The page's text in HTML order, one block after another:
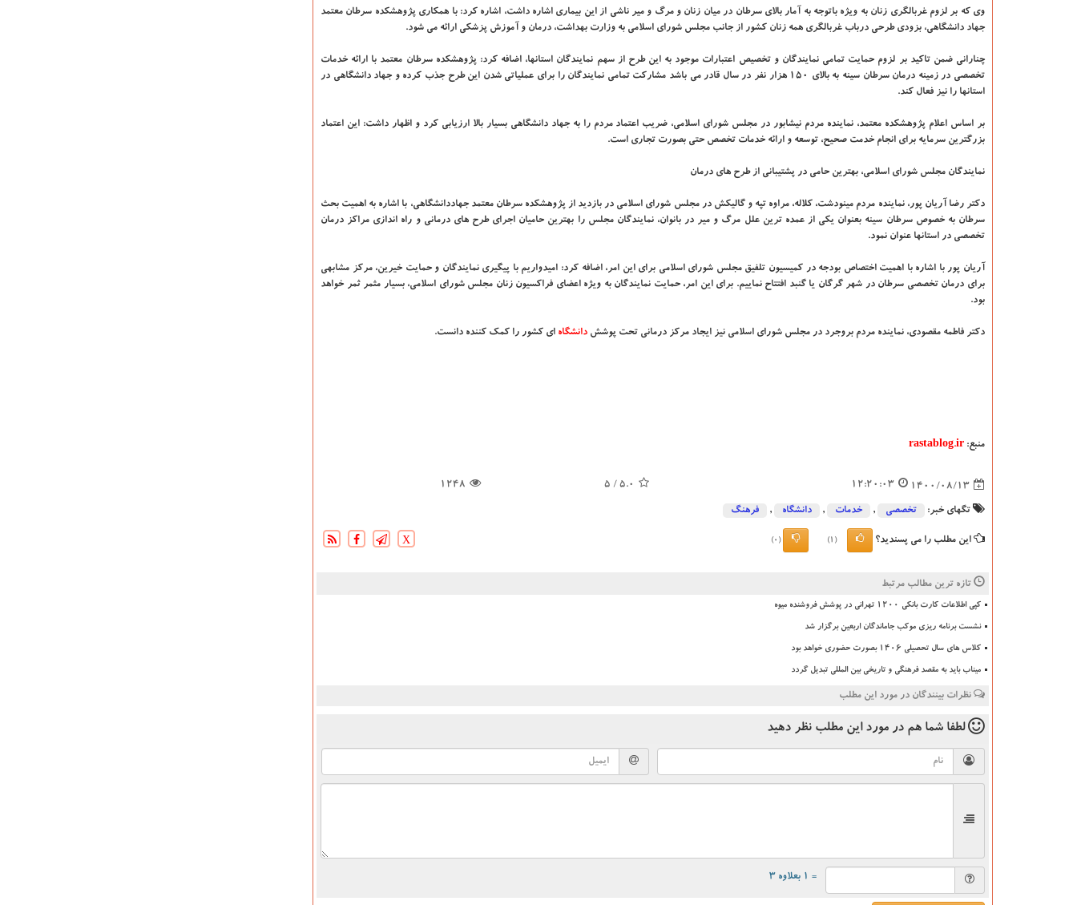
وی که بر لزوم غربالگری زنان به ویژه باتوجه به آمار بالای سرطان در میان زنان و مرگ و میر ناشی از این بیماری اشاره داشت، اشاره کرد: با همکاری پژوهشکده سرطان معتمد
جهاد دانشگاهی، بزودی طرحی درباب غربالگری همه زنان کشور از جانب مجلس شورای اسلامی به وزارت بهداشت، درمان و آموزش پزشکی ارائه می شود.
چنارانی ضمن تاکید بر لزوم حمایت تمامی نمایندگان و تخصیص اعتبارات موجود به این طرح از سهم نمایندگان استانها، اضافه کرد: پژوهشکده سرطان معتمد با ارائه خدمات
تخصصی در زمینه درمان سرطان سینه به بالای ۱۵۰ هزار نفر در سال قادر می باشد مشارکت تمامی نمایندگان را برای عملیاتی شدن این طرح جذب کرده و جهاد دانشگاهی در
استانها را نیز فعال کند.
بر اساس اعلام پژوهشکده معتمد، نماینده مردم نیشابور در مجلس شورای اسلامی، ضریب اعتماد مردم را به جهاد دانشگاهی بسیار بالا ارزیابی کرد و اظهار داشت: این اعتماد
بزرگترین سرمایه برای انجام خدمت صحیح، توسعه و ارائه خدمات تخصص حتی بصورت تجاری است.
نمایندگان مجلس شورای اسلامی، بهترین حامی در پشتیبانی از طرح های درمان
دکتر رضا آریان پور، نماینده مردم مینودشت، کلاله، مراوه تپه و گالیکش در مجلس شورای اسلامی در بازدید از پژوهشکده سرطان معتمد جهاددانشگاهی، با اشاره به اهمیت بحث
سرطان به خصوص سرطان سینه بعنوان یکی از عمده ترین علل مرگ و میر در بانوان، نمایندگان مجلس را بهترین حامیان اجرای طرح های درمانی و راه اندازی مراکز درمان
تخصصی در استانها عنوان نمود.
آریان پور با اشاره با اهمیت اختصاص بودجه در کمیسیون تلفیق مجلس شورای اسلامی برای این امر، اضافه کرد: امیدواریم با پیگیری نمایندگان و حمایت خیرین، مرکز مشابهی
برای درمان تخصصی سرطان در شهر گرگان یا گنبد افتتاح نماییم. برای این امر، حمایت نمایندگان به ویژه اعضای فراکسیون زنان مجلس شورای اسلامی، بسیار مثمر ثمر خواهد
بود.
دکتر فاطمه مقصودی، نماینده مردم بروجرد در مجلس شورای اسلامی نیز ایجاد مرکز درمانی تحت پوشش دانشگاه‌ ای کشور را کمک کننده دانست.
منبع: rastablog.ir
1400/08/13
12:20:03
5.0
/ 5
1248
تگهای خبر: تخصصی , خدمات , دانشگاه‌ , فرهنگ
این مطلب را می پسندید؟ (1)
(0)
X
تازه ترین مطالب مرتبط
کپی اطلاعات کارت بانکی ۱۲۰۰ تهرانی در پوشش فروشنده میوه
نشست برنامه ریزی موکب جاماندگان اربعین برگزار شد
کلاس های سال تحصیلی ۱۴۰۶ بصورت حضوری خواهد بود
میناب باید به مقصد فرهنگی و تاریخی بین المللی تبدیل گردد
نظرات بینندگان در مورد این مطلب
لطفا شما هم در مورد این مطلب نظر دهید
= ۱ بعلاوه ۳